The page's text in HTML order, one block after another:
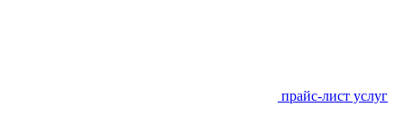
прайс-лист услуг